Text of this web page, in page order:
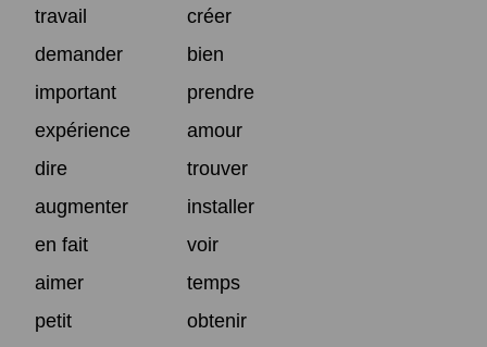
travail
créer
demander
bien
important
prendre
expérience
amour
dire
trouver
augmenter
installer
en fait
voir
aimer
temps
petit
obtenir